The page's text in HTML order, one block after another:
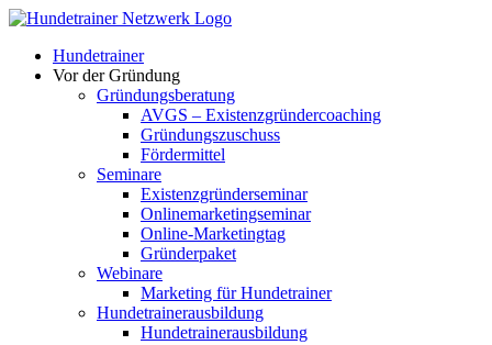
Zum
springenHundetrainer
Vor der Gründung
Gründungsberatung
AVGS – Existenzgründercoaching
Gründungszuschuss
Fördermittel
Seminare
Existenzgründerseminar
Onlinemarketingseminar
Online-Marketingtag
Gründerpaket
Webinare
Marketing für Hundetrainer
Hundetrainerausbildung
Hundetrainerausbildung